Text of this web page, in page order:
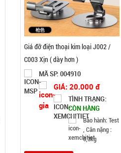
Giá đỡ điện thoại kim loại J002 /
C003 Xịn ( dày hơn )
MÃ SP: 004910
GIÁ: 20.000 đ
TÌNH TRẠNG:
CÒN HÀNG
Bảo hành: Test
, Cân nặng :
0,3kg